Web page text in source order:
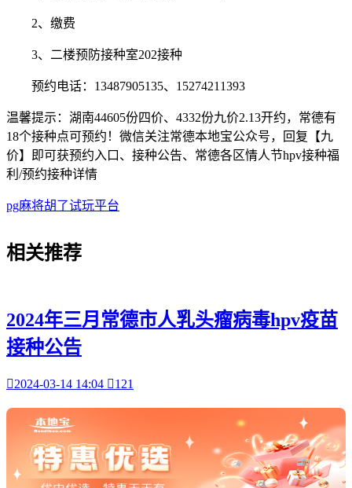
2、缴费
3、二楼预防接种室202接种
预约电话：13487905135、15274211393
温馨提示：湖南44605份四价、4332份九价2.13开约，常德有
18个接种点可预约！微信关注常德本地宝公众号，回复【九
价】即可获预约入口、接种公告、常德各区情人节hpv接种福
利/预约接种详情
pg麻将胡了试玩平台
相关推荐
2024年三月常德市人乳头瘤病毒hpv疫苗
接种公告
2024-03-14 14:04 121